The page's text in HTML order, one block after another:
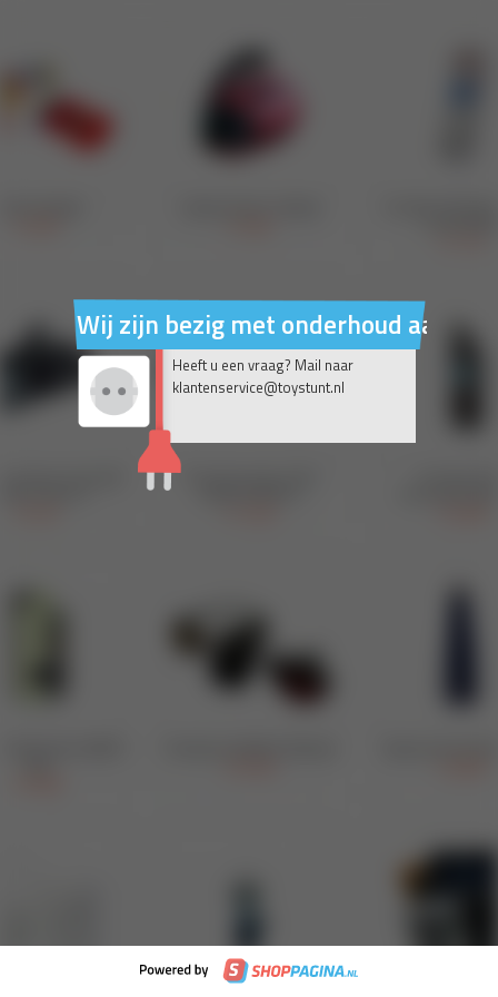
Wij zijn bezig met onderhoud aan
Heeft u een vraag? Mail naar
klantenservice@toystunt.nl